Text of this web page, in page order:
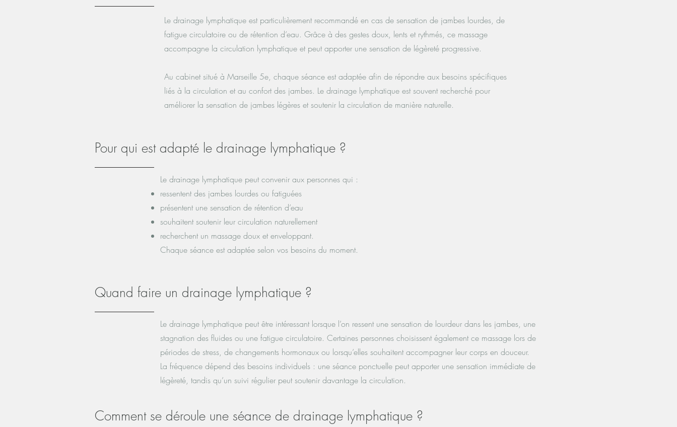
Le drainage lymphatique est particulièrement recommandé en cas de sensation de jambes lourdes, de
fatigue circulatoire ou de rétention d’eau. Grâce à des gestes doux, lents et rythmés, ce massage
accompagne la circulation lymphatique et peut apporter une sensation de légèreté progressive.
Au cabinet situé à Marseille 5e, chaque séance est adaptée afin de répondre aux besoins spécifiques
liés à la circulation et au confort des jambes. Le drainage lymphatique est souvent recherché pour
améliorer la sensation de jambes légères et soutenir la circulation de manière naturelle.
Pour qui est adapté le drainage lymphatique ?
Le drainage lymphatique peut convenir aux personnes qui :
ressentent des jambes lourdes ou fatiguées
présentent une sensation de rétention d’eau
souhaitent soutenir leur circulation naturellement
recherchent un massage doux et enveloppant.
Chaque séance est adaptée selon vos besoins du moment.
Quand faire un drainage lymphatique ?
Le drainage lymphatique peut être intéressant lorsque l’on ressent une sensation de lourdeur dans les jambes, une
stagnation des fluides ou une fatigue circulatoire. Certaines personnes choisissent également ce massage lors de
périodes de stress, de changements hormonaux ou lorsqu’elles souhaitent accompagner leur corps en douceur.
La fréquence dépend des besoins individuels : une séance ponctuelle peut apporter une sensation immédiate de
légèreté, tandis qu’un suivi régulier peut soutenir davantage la circulation.
Comment se déroule une séance de drainage lymphatique ?